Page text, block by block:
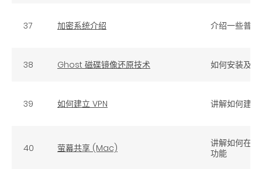
37 加密系统介绍 介绍一些普
38 Ghost 磁碟镜像还原技术 如何安装及
39 如何建立 VPN 讲解如何建
40 萤幕共享 (Mac)
讲解如何在
功能